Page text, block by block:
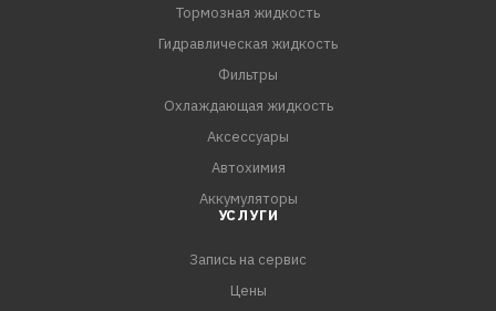
Тормозная жидкость
Гидравлическая жидкость
Фильтры
Охлаждающая жидкость
Аксессуары
Автохимия
Аккумуляторы
УСЛУГИ
Запись на сервис
Цены